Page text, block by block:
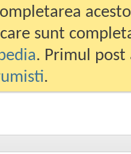
sunt
. Primul
.